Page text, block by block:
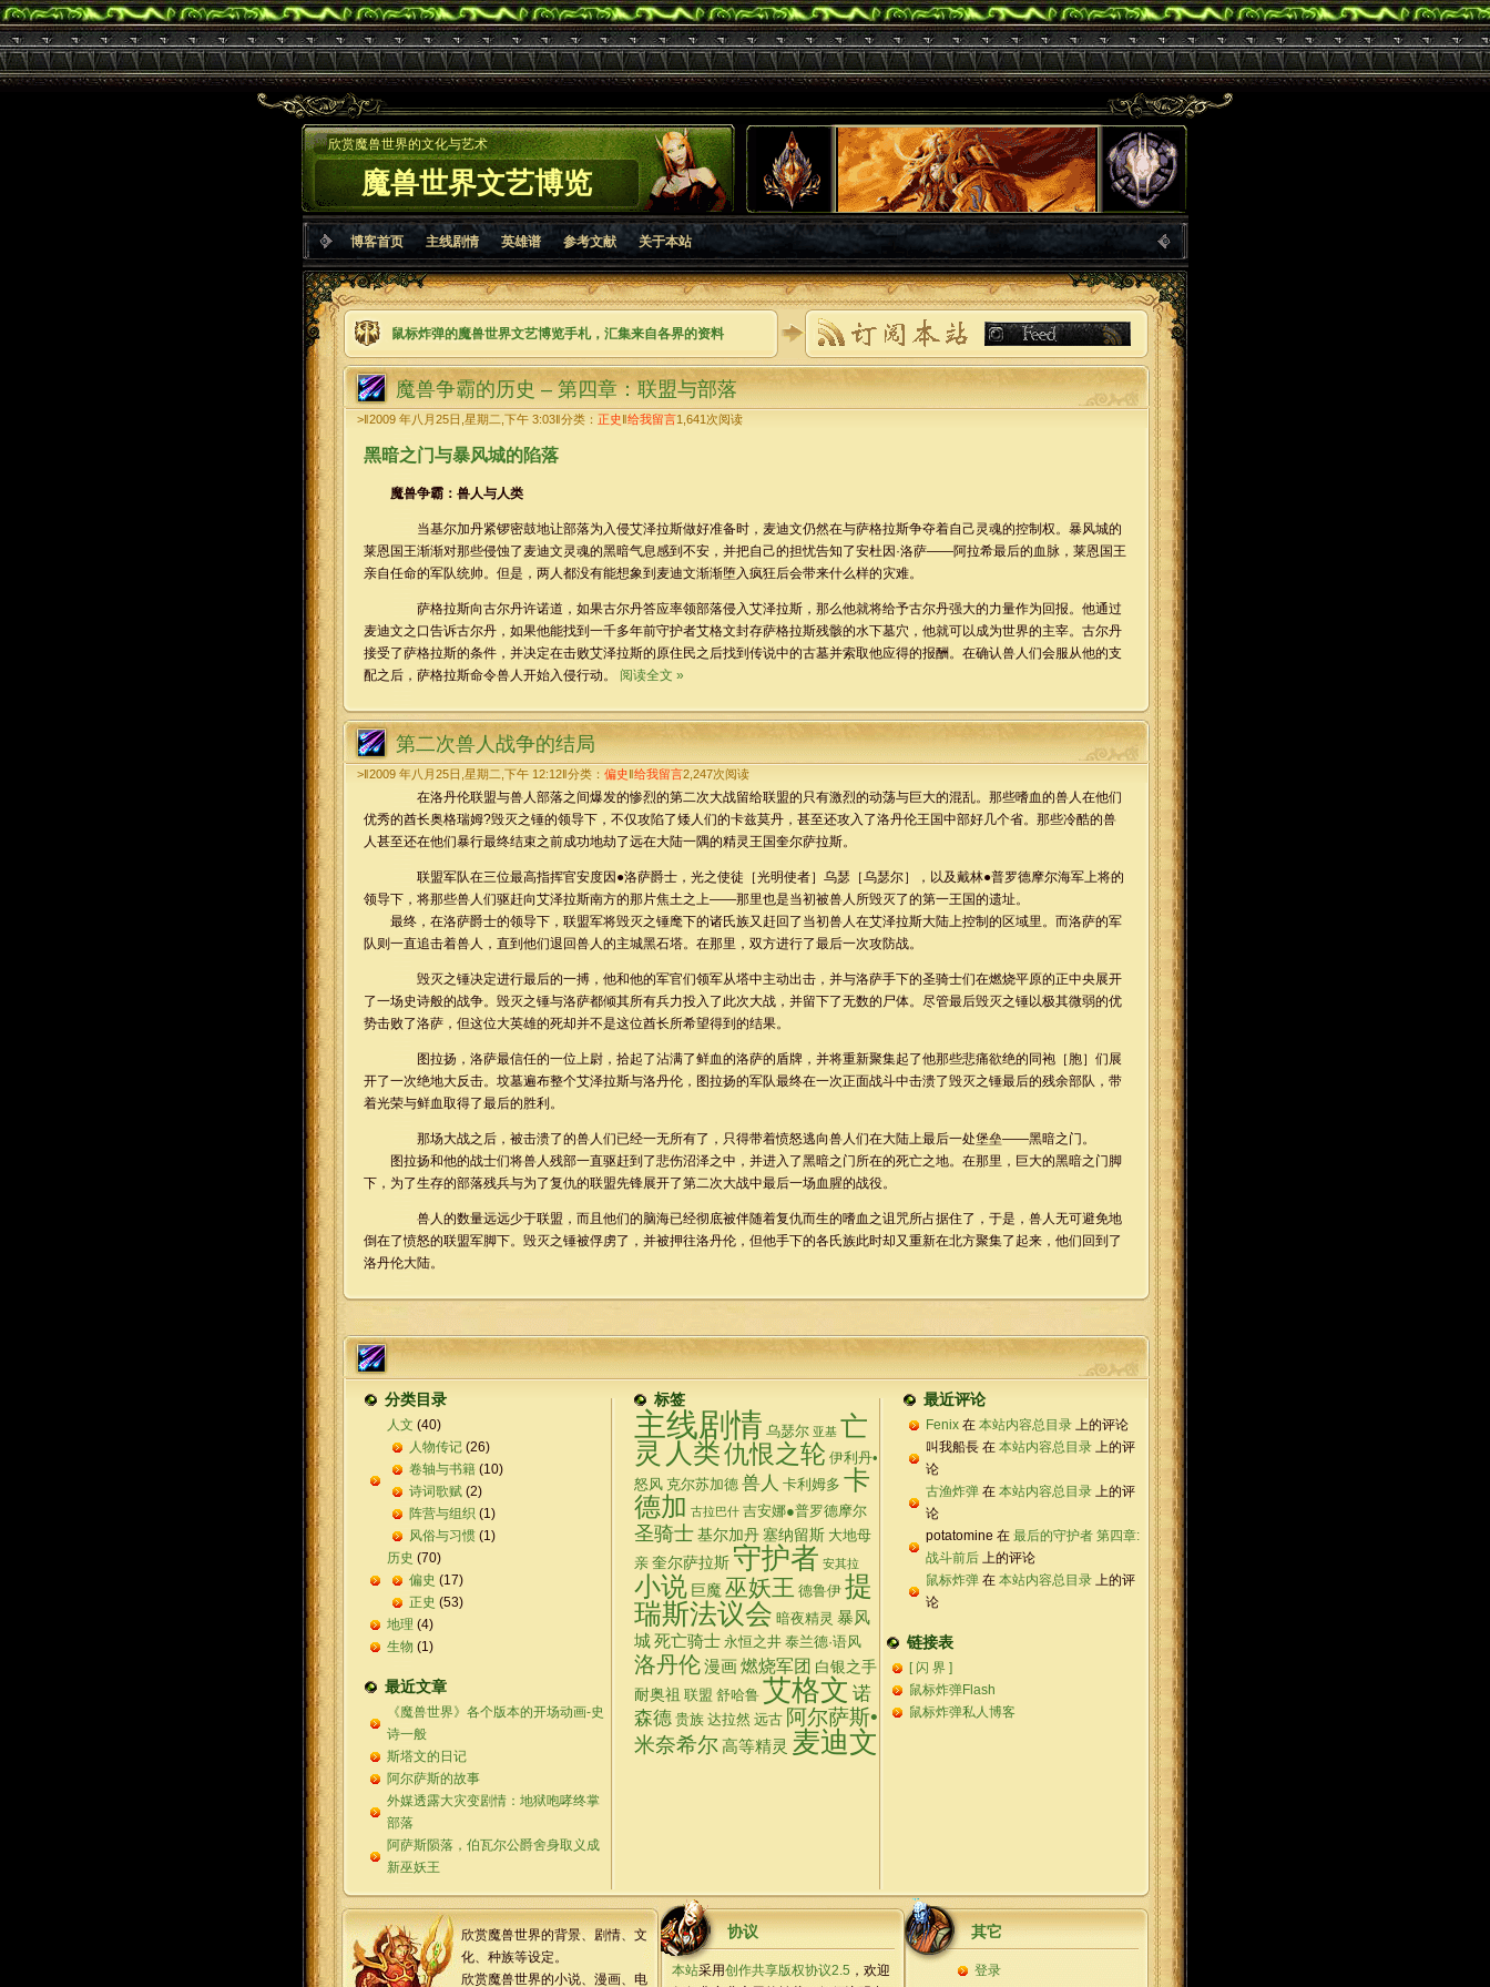
魔兽世界文艺博览
欣赏魔兽世界的文化与艺术
博客首页 主线剧情 英雄谱 参考文献 关于本站
鼠标炸弹的魔兽世界文艺博览手札，汇集来自各界的资料
魔兽争霸的历史 – 第四章：联盟与部落
>‖2009 年八月25日,星期二,下午 3:03‖分类： 正史 给我留言1,641 次阅读
黑暗之门与暴风城的陷落
魔兽争霸：兽人与人类
当基尔加丹紧锣密鼓地让部落为入侵艾泽拉斯做好准备时，麦迪文仍然在与萨格拉斯争夺着自己灵魂的控制权。暴风城的
莱恩国王渐渐对那些侵蚀了麦迪文灵魂的黑暗气息感到不安，并把自己的担忧告知了安杜因·洛萨——阿拉希最后的血脉，莱恩国王
亲自任命的军队统帅。但是，两人都没有能想象到麦迪文渐渐堕入疯狂后会带来什么样的灾难。
萨格拉斯向古尔丹许诺道，如果古尔丹答应率领部落侵入艾泽拉斯，那么他就将给予古尔丹强大的力量作为回报。他通过
麦迪文之口告诉古尔丹，如果他能找到一千多年前守护者艾格文封存萨格拉斯残骸的水下墓穴，他就可以成为世界的主宰。古尔丹
接受了萨格拉斯的条件，并决定在击败艾泽拉斯的原住民之后找到传说中的古墓并索取他应得的报酬。在确认兽人们会服从他的支
配之后，萨格拉斯命令兽人开始入侵行动。 阅读全文 »
第二次兽人战争的结局
>‖2009 年八月25日,星期二,下午 12:12‖分类： 偏史‖给我留言2,247次阅读
在洛丹伦联盟与兽人部落之间爆发的惨烈的第二次大战留给联盟的只有激烈的动荡与巨大的混乱。那些嗜血的兽人在他们
优秀的酋长奥格瑞姆?毁灭之锤的领导下，不仅攻陷了矮人们的卡兹莫丹，甚至还攻入了洛丹伦王国中部好几个省。那些冷酷的兽
人甚至还在他们暴行最终结束之前成功地劫了远在大陆一隅的精灵王国奎尔萨拉斯。
联盟军队在三位最高指挥官安度因●洛萨爵士，光之使徒［光明使者］乌瑟［乌瑟尔］，以及戴林●普罗德摩尔海军上将的
领导下，将那些兽人们驱赶向艾泽拉斯南方的那片焦土之上——那里也是当初被兽人所毁灭了的第一王国的遗址。
最终，在洛萨爵士的领导下，联盟军将毁灭之锤麾下的诸氏族又赶回了当初兽人在艾泽拉斯大陆上控制的区域里。而洛萨的军
队则一直追击着兽人，直到他们退回兽人的主城黑石塔。在那里，双方进行了最后一次攻防战。
毁灭之锤决定进行最后的一搏，他和他的军官们领军从塔中主动出击，并与洛萨手下的圣骑士们在燃烧平原的正中央展开
了一场史诗般的战争。毁灭之锤与洛萨都倾其所有兵力投入了此次大战，并留下了无数的尸体。尽管最后毁灭之锤以极其微弱的优
势击败了洛萨，但这位大英雄的死却并不是这位酋长所希望得到的结果。
图拉扬，洛萨最信任的一位上尉，拾起了沾满了鲜血的洛萨的盾牌，并将重新聚集起了他那些悲痛欲绝的同袍［胞］们展
开了一次绝地大反击。坟墓遍布整个艾泽拉斯与洛丹伦，图拉扬的军队最终在一次正面战斗中击溃了毁灭之锤最后的残余部队，带
着光荣与鲜血取得了最后的胜利。
那场大战之后，被击溃了的兽人们已经一无所有了，只得带着愤怒逃向兽人们在大陆上最后一处堡垒——黑暗之门。
图拉扬和他的战士们将兽人残部一直驱赶到了悲伤沼泽之中，并进入了黑暗之门所在的死亡之地。在那里，巨大的黑暗之门脚
下，为了生存的部落残兵与为了复仇的联盟先锋展开了第二次大战中最后一场血腥的战役。
兽人的数量远远少于联盟，而且他们的脑海已经彻底被伴随着复仇而生的嗜血之诅咒所占据住了，于是，兽人无可避免地
倒在了愤怒的联盟军脚下。毁灭之锤被俘虏了，并被押往洛丹伦，但他手下的各氏族此时却又重新在北方聚集了起来，他们回到了
洛丹伦大陆。
分类目录
人文 (40)
人物传记 (26)
卷轴与书籍 (10)
诗词歌赋 (2)
阵营与组织 (1)
风俗与习惯 (1)
历史 (70)
偏史 (17)
正史 (53)
地理 (4)
生物 (1)
最近文章
《魔兽世界》各个版本的开场动画-史
诗一般
斯塔文的日记
阿尔萨斯的故事
外媒透露大灾变剧情：地狱咆哮终掌
部落
阿萨斯陨落，伯瓦尔公爵舍身取义成
新巫妖王
标签
主线剧情 乌瑟尔 亚基 亡
灵 人类仇恨之轮 伊利丹•
怒风 克尔苏加德 兽人 卡利姆多 卡
德加 古拉巴什 吉安娜●普罗德摩尔
圣骑士基尔加丹 塞纳留斯 大地母
亲 奎尔萨拉斯 守护者 安其拉
小说 巨魔 巫妖王 德鲁伊 提
瑞斯法议会 暗夜精灵 暴风
城死亡骑士 永恒之井 泰兰德·语风
洛丹伦漫画燃烧军团 白银之手
耐奥祖 联盟 舒哈鲁 艾格文 诺
森德 贵族 达拉然 远古 阿尔萨斯•
米奈希尔 高等精灵 麦迪文
最近评论
Fenix 在 本站内容总目录 上的评论
叫我船長 在 本站内容总目录 上的评
论
古渔炸弹 在 本站内容总目录 上的评
论
potatomine 在 最后的守护者 第四章:
战斗前后 上的评论
鼠标炸弹 在 本站内容总目录 上的评
论
链接表
[ 闪 界 ]
鼠标炸弹Flash
鼠标炸弹私人博客
欣赏魔兽世界的背景、剧情、文
化、种族等设定。
欣赏魔兽世界的小说、漫画、电
协议
本站采用创作共享版权协议2.5 ，欢迎
其它
登录